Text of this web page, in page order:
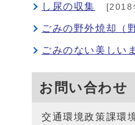
し尿の収集 [2018
ごみの野外焼却（
ごみのない美しい
お問い合わせ
交通環境政策課環